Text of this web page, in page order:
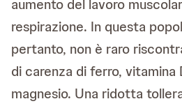
aumento del lavoro
respirazione. In questa
pertanto, non è raro
di carenza di ferro, vitamina
magnesio. Una ridotta